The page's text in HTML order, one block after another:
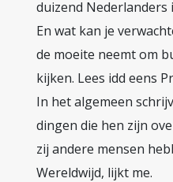
duizend Nederlanders
En wat kan je
de moeite neemt om
kijken. Lees idd eens
In het algemeen
dingen die hen zijn
zij andere mensen
Wereldwijd, lijkt me.